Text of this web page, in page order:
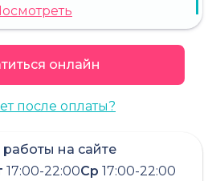
онлайн
после оплаты?
на сайте
17:00-22:00Ср 17:00-22:00